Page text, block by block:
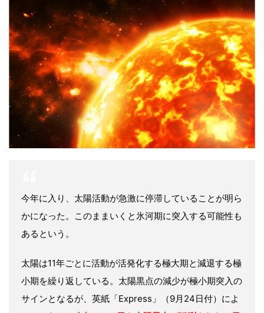
今年に入り、太陽活動が急激に停滞していることが明ら
かになった。このままいくと氷河期に突入する可能性も
あるという。
太陽は11年ごとに活動が活発化する極大期と減退する極
小期を繰り返している。太陽黒点の減少が極小期突入の
サインとなるが、英紙「Express」（9月24日付）によ